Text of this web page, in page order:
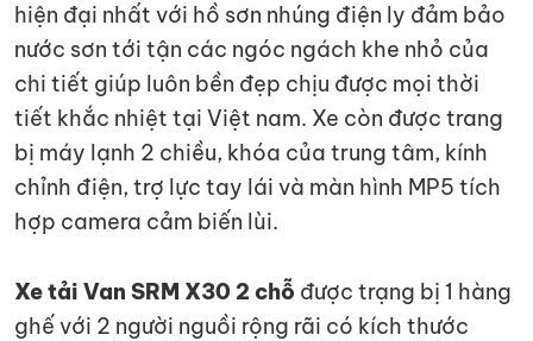
hiện đại nhất với hồ sơn nhúng điện ly đảm bảo
nước sơn tới tận các ngóc ngách khe nhỏ của
chi tiết giúp luôn bền đẹp chịu được mọi thời
tiết khắc nhiệt tại Việt nam. Xe còn được trang
bị máy lạnh 2 chiều, khóa của trung tâm, kính
chỉnh điện, trợ lực tay lái và màn hình MP5 tích
hợp camera cảm biến lùi.
Xe tải Van SRM X30 2 chỗ được trạng bị 1 hàng
ghế với 2 người nguồi rộng rãi có kích thước